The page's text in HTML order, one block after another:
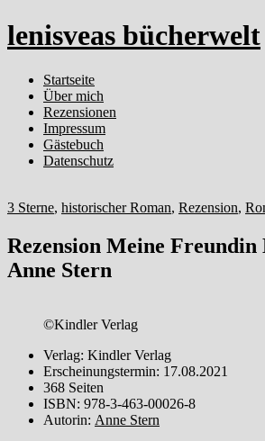
lenisveas bücherwelt
Startseite
Über mich
Rezensionen
Impressum
Gästebuch
Datenschutz
3 Sterne, historischer Roman, Rezension,
Rezension Meine Freundin
Anne Stern
©Kindler Verlag
Verlag: Kindler Verlag
Erscheinungstermin: 17.08.2021
368 Seiten
ISBN: 978-3-463-00026-8
Autorin: Anne Stern